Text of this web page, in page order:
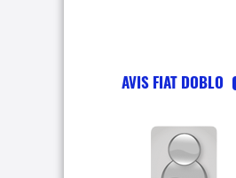
AVIS FIAT DOBLO